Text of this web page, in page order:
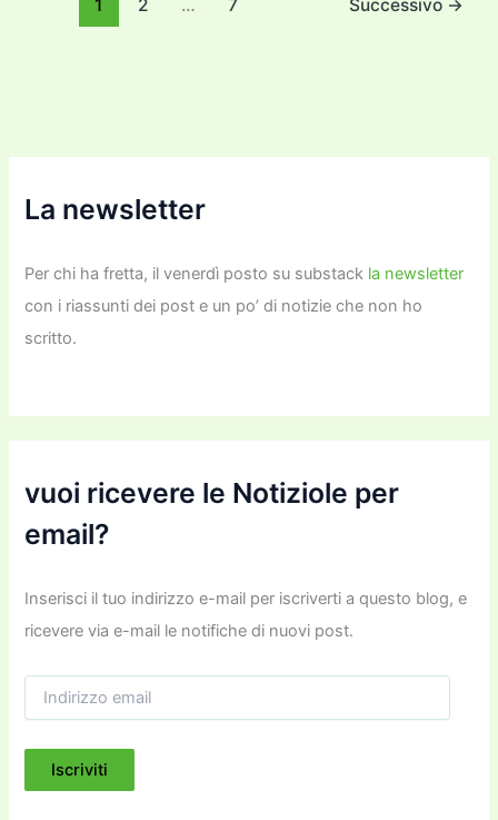
o
1 2 … 7 Successivo →
La newsletter
Per chi ha fretta, il venerdì posto su substack la newsletter
con i riassunti dei post e un po’ di notizie che non ho
scritto.
vuoi ricevere le Notiziole per
email?
Inserisci il tuo indirizzo e-mail per iscriverti a questo blog, e
ricevere via e-mail le notifiche di nuovi post.
i
i
Iscriviti